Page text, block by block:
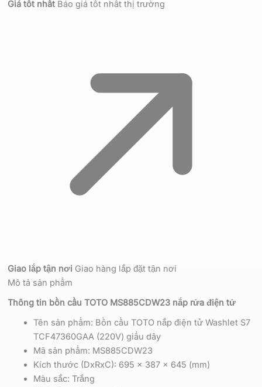
Giá tốt nhất Báo giá tốt nhất thị trường
Giao lắp tận nơi Giao hàng lắp đặt tận nơi
Mô tả sản phẩm
Thông tin bồn cầu TOTO MS885CDW23 nắp rửa điện tử
Tên sản phẩm: Bồn cầu TOTO nắp điện tử Washlet S7
TCF47360GAA (220V) giấu dây
Mã sản phẩm: MS885CDW23
Kích thước (DxRxC): 695 x 387 x 645 (mm)
Màu sắc: Trắng